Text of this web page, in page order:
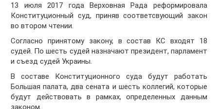
13 июля 2017 года Верховная Рада реформировала
Конституционный суд, приняв соответсвующий закон
во втором чтении.
Согласно принятому закону, в состав КС входят 18
судей. По шесть судей назначают президент, парламент
и съезд судей Украины.
В составе Конституционного суда будут работать
Большая палата, два сената и шесть коллегий, которые
будут действовать в рамках, определенных данным
законом.